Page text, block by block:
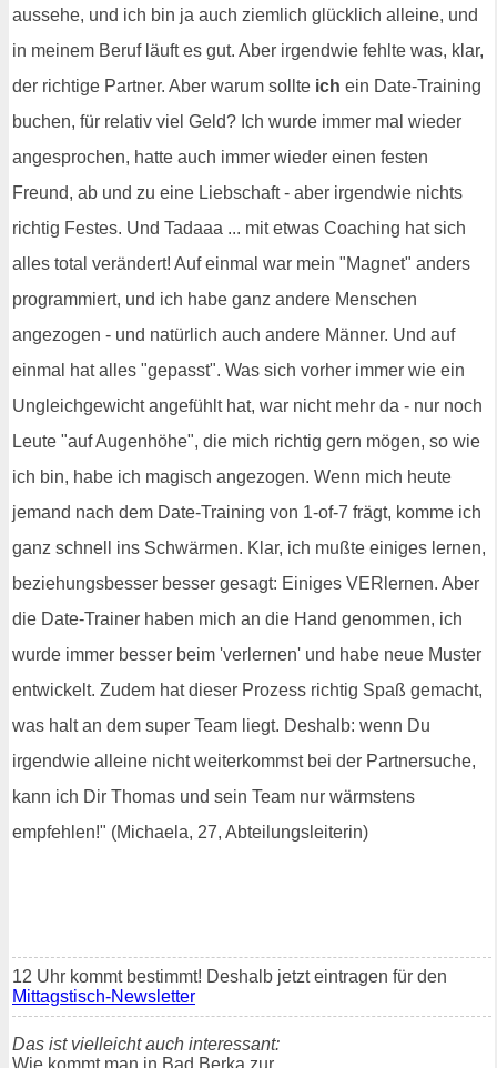
aussehe, und ich bin ja auch ziemlich glücklich alleine, und
in meinem Beruf läuft es gut. Aber irgendwie fehlte was, klar,
der richtige Partner. Aber warum sollte ich ein Date-Training
buchen, für relativ viel Geld? Ich wurde immer mal wieder
angesprochen, hatte auch immer wieder einen festen
Freund, ab und zu eine Liebschaft - aber irgendwie nichts
richtig Festes. Und Tadaaa ... mit etwas Coaching hat sich
alles total verändert! Auf einmal war mein "Magnet" anders
programmiert, und ich habe ganz andere Menschen
angezogen - und natürlich auch andere Männer. Und auf
einmal hat alles "gepasst". Was sich vorher immer wie ein
Ungleichgewicht angefühlt hat, war nicht mehr da - nur noch
Leute "auf Augenhöhe", die mich richtig gern mögen, so wie
ich bin, habe ich magisch angezogen. Wenn mich heute
jemand nach dem Date-Training von 1-of-7 frägt, komme ich
ganz schnell ins Schwärmen. Klar, ich mußte einiges lernen,
beziehungsbesser besser gesagt: Einiges VERlernen. Aber
die Date-Trainer haben mich an die Hand genommen, ich
wurde immer besser beim 'verlernen' und habe neue Muster
entwickelt. Zudem hat dieser Prozess richtig Spaß gemacht,
was halt an dem super Team liegt. Deshalb: wenn Du
irgendwie alleine nicht weiterkommst bei der Partnersuche,
kann ich Dir Thomas und sein Team nur wärmstens
empfehlen!" (Michaela, 27, Abteilungsleiterin)
12 Uhr kommt bestimmt! Deshalb jetzt eintragen für den
Mittagstisch-Newsletter
Das ist vielleicht auch interessant:
Wie kommt man in Bad Berka zur